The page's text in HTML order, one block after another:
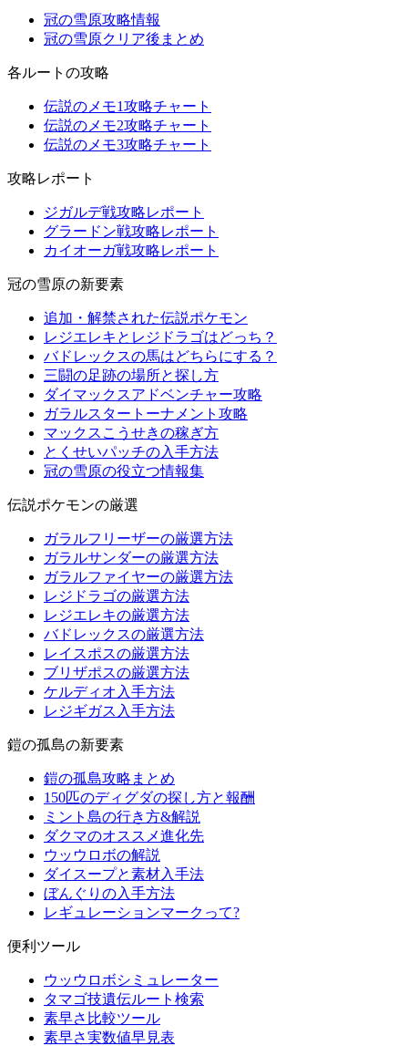
冠の雪原攻略情報
冠の雪原クリア後まとめ
各ルートの攻略
伝説のメモ1攻略チャート
伝説のメモ2攻略チャート
伝説のメモ3攻略チャート
攻略レポート
ジガルデ戦攻略レポート
グラードン戦攻略レポート
カイオーガ戦攻略レポート
冠の雪原の新要素
追加・解禁された伝説ポケモン
レジエレキとレジドラゴはどっち？
バドレックスの馬はどちらにする？
三闘の足跡の場所と探し方
ダイマックスアドベンチャー攻略
ガラルスタートーナメント攻略
マックスこうせきの稼ぎ方
とくせいパッチの入手方法
冠の雪原の役立つ情報集
伝説ポケモンの厳選
ガラルフリーザーの厳選方法
ガラルサンダーの厳選方法
ガラルファイヤーの厳選方法
レジドラゴの厳選方法
レジエレキの厳選方法
バドレックスの厳選方法
レイスポスの厳選方法
ブリザポスの厳選方法
ケルディオ入手方法
レジギガス入手方法
鎧の孤島の新要素
鎧の孤島攻略まとめ
150匹のディグダの探し方と報酬
ミント島の行き方&解説
ダクマのオススメ進化先
ウッウロボの解説
ダイスープと素材入手法
ぼんぐりの入手方法
レギュレーションマークって?
便利ツール
ウッウロボシミュレーター
タマゴ技遺伝ルート検索
素早さ比較ツール
素早さ実数値早見表